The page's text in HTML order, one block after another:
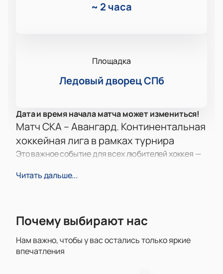
~ 2 часа
Площадка
Ледовый дворец СПб
Дата и время начала матча может измениться!
Матч СКА – Авангард. Континентальная
хоккейная лига в рамках турнира
Это важное событие для всех любителей хоккея —
Континентальной хоккейной лиги. Здесь
впечатления и атмосферу настоящего спортивного
праздника. На льду сыграют два известных клуба,
чьи встречи становятся украшением сезона и
запоминаются зрителям надолго. Захватывающая
Читать дальше...
Почему выбирают нас
Нам важно, чтобы у вас остались только яркие
впечатления